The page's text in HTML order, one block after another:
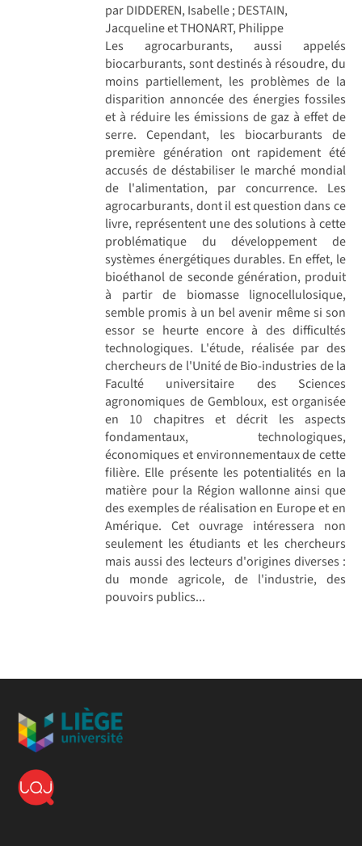
par DIDDEREN, Isabelle ; DESTAIN,
Jacqueline et THONART, Philippe
Les agrocarburants, aussi appelés
biocarburants, sont destinés à résoudre, du
moins partiellement, les problèmes de la
disparition annoncée des énergies fossiles
et à réduire les émissions de gaz à effet de
serre. Cependant, les biocarburants de
première génération ont rapidement été
accusés de déstabiliser le marché mondial
de l'alimentation, par concurrence. Les
agrocarburants, dont il est question dans ce
livre, représentent une des solutions à cette
problématique du développement de
systèmes énergétiques durables. En effet, le
bioéthanol de seconde génération, produit
à partir de biomasse lignocellulosique,
semble promis à un bel avenir même si son
essor se heurte encore à des difficultés
technologiques. L'étude, réalisée par des
chercheurs de l'Unité de Bio-industries de la
Faculté universitaire des Sciences
agronomiques de Gembloux, est organisée
en 10 chapitres et décrit les aspects
fondamentaux, technologiques,
économiques et environnementaux de cette
filière. Elle présente les potentialités en la
matière pour la Région wallonne ainsi que
des exemples de réalisation en Europe et en
Amérique. Cet ouvrage intéressera non
seulement les étudiants et les chercheurs
mais aussi des lecteurs d'origines diverses :
du monde agricole, de l'industrie, des
pouvoirs publics...